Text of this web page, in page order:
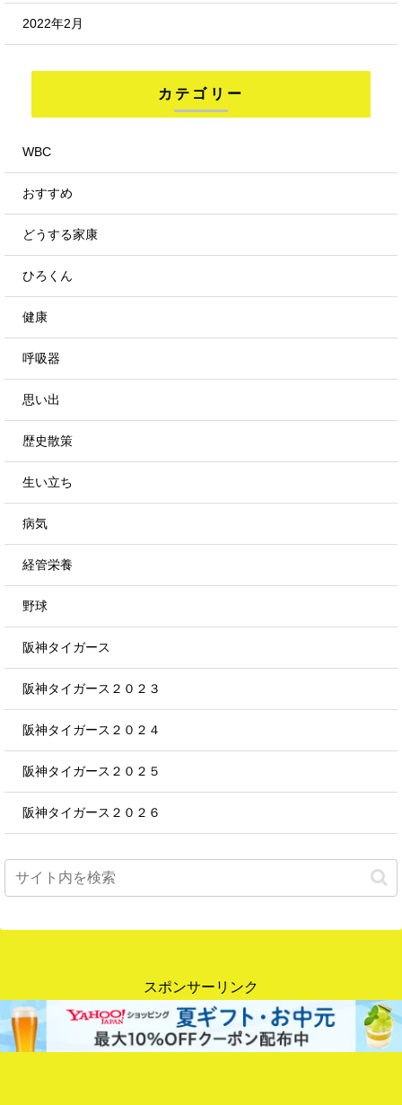
2022年2月
カテゴリー
WBC
おすすめ
どうする家康
ひろくん
健康
呼吸器
思い出
歴史散策
生い立ち
病気
経管栄養
野球
阪神タイガース
阪神タイガース２０２３
阪神タイガース２０２４
阪神タイガース２０２５
阪神タイガース２０２６
スポンサーリンク